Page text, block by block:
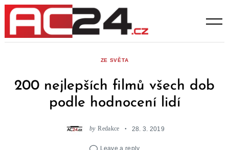
Skip
content
ZE SVĚTA
200 nejlepších filmů všech dob
podle hodnocení lidí
by Redakce 28. 3. 2019
Leave a reply